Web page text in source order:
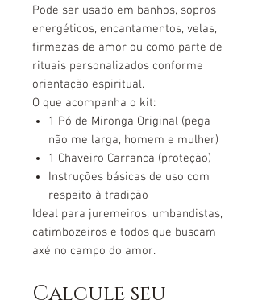
Pode ser usado em banhos, sopros
energéticos, encantamentos, velas,
firmezas de amor ou como parte de
rituais personalizados conforme
orientação espiritual.
O que acompanha o kit:
1 Pó de Mironga Original (pega
não me larga, homem e mulher)
1 Chaveiro Carranca (proteção)
Instruções básicas de uso com
respeito à tradição
Ideal para juremeiros, umbandistas,
catimbozeiros e todos que buscam
axé no campo do amor.
Calcule seu